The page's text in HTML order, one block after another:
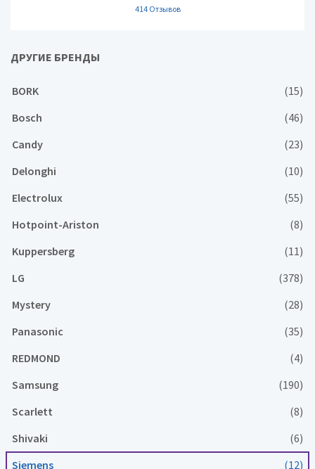
414 Отзывов
ДРУГИЕ БРЕНДЫ
BORK
(15)
Bosch
(46)
Candy
(23)
Delonghi
(10)
Electrolux
(55)
Hotpoint-Ariston
(8)
Kuppersberg
(11)
LG
(378)
Mystery
(28)
Panasonic
(35)
REDMOND
(4)
Samsung
(190)
Scarlett
(8)
Shivaki
(6)
Siemens
(12)